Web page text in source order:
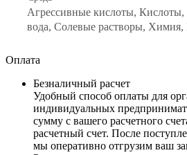
Агрессивные кислоты,
вода, Солевые растворы,
Оплата
Безналичный расчет
Удобный способ оплаты для
индивидуальных
сумму с вашего расчетного
расчетный счет. После
мы оперативно отгрузим ваш